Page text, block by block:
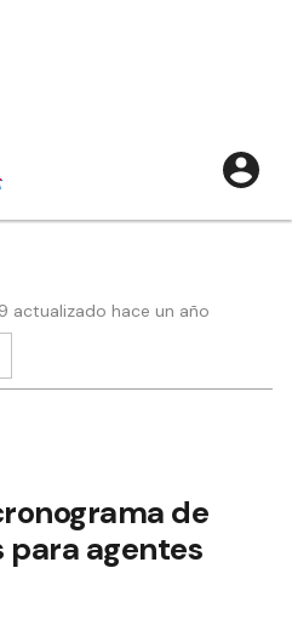
actualizado hace un año
de
para agentes